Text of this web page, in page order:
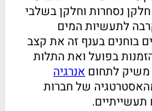
נסחרות וחלקן בשלבי
לתעשיות המים
בוחנים בענף זה את קצב
בפועל ואת התלות
לתחום אנרגיה
של חברות
תעשייתיים.